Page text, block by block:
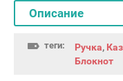
Описание
теги: Ручка,
Блокнот